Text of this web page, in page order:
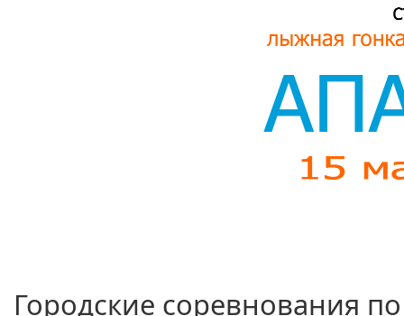
Городские соревнования